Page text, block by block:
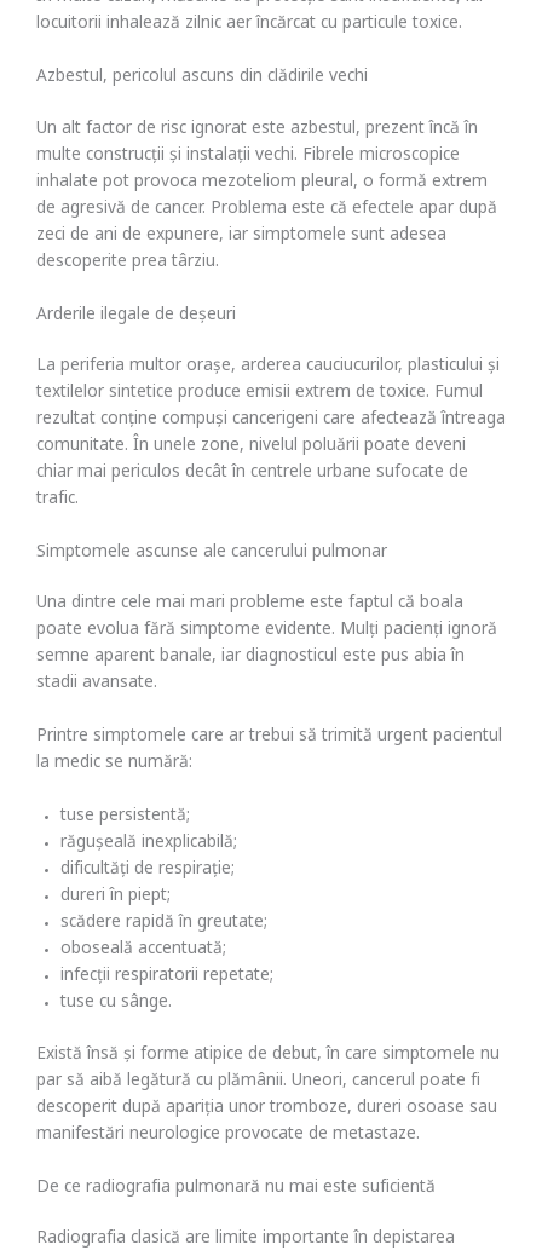
locuitorii inhalează zilnic aer încărcat cu particule toxice.
Azbestul, pericolul ascuns din clădirile vechi
Un alt factor de risc ignorat este azbestul, prezent încă în
multe construcții și instalații vechi. Fibrele microscopice
inhalate pot provoca mezoteliom pleural, o formă extrem
de agresivă de cancer. Problema este că efectele apar după
zeci de ani de expunere, iar simptomele sunt adesea
descoperite prea târziu.
Arderile ilegale de deșeuri
La periferia multor orașe, arderea cauciucurilor, plasticului și
textilelor sintetice produce emisii extrem de toxice. Fumul
rezultat conține compuși cancerigeni care afectează întreaga
comunitate. În unele zone, nivelul poluării poate deveni
chiar mai periculos decât în centrele urbane sufocate de
trafic.
Simptomele ascunse ale cancerului pulmonar
Una dintre cele mai mari probleme este faptul că boala
poate evolua fără simptome evidente. Mulți pacienți ignoră
semne aparent banale, iar diagnosticul este pus abia în
stadii avansate.
Printre simptomele care ar trebui să trimită urgent pacientul
la medic se numără:
tuse persistentă;
răgușeală inexplicabilă;
dificultăți de respirație;
dureri în piept;
scădere rapidă în greutate;
oboseală accentuată;
infecții respiratorii repetate;
tuse cu sânge.
Există însă și forme atipice de debut, în care simptomele nu
par să aibă legătură cu plămânii. Uneori, cancerul poate fi
descoperit după apariția unor tromboze, dureri osoase sau
manifestări neurologice provocate de metastaze.
De ce radiografia pulmonară nu mai este suficientă
Radiografia clasică are limite importante în depistarea